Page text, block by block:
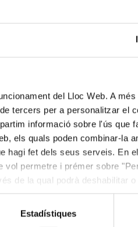
del Lloc Web. A més
tercers per a personalitzar el
informació sobre l'ús que
els quals poden combinar-la
hagi fet dels seus serveis. En
vol permetre i prémer sobre
de la qual podrà deshabilitar
Estadístiques
seus mestres, i que en format